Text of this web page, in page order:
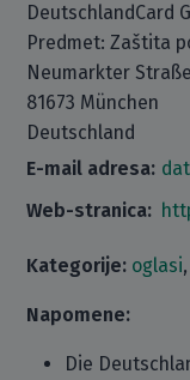
DeutschlandCard
Predmet: Zaštita
Neumarkter
81673 München
Deutschland
E-mail adresa:
Web-stranica:
Kategorije: oglasi
Napomene:
Die